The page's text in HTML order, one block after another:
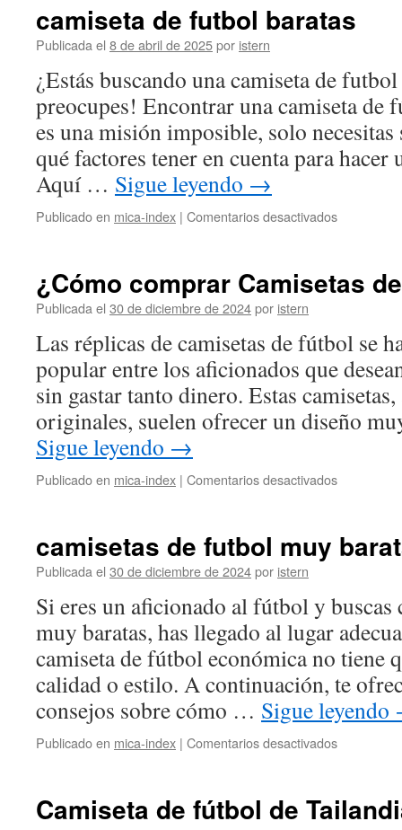
camisetas
camiseta de futbol baratas
Publicada el 8 de abril de 2025por istern
¿Estás buscando una camiseta de futbol
preocupes! Encontrar una camiseta de
es una misión imposible, solo necesitas
qué factores tener en cuenta para
Aquí … Sigue leyendo →
Publicado en mica-index | Comentarios desactivadosen
baratas
¿Cómo comprar Camisetas
Publicada el 30 de diciembre de 2024por istern
Las réplicas de camisetas de fútbol se
popular entre los aficionados que
sin gastar tanto dinero. Estas
originales, suelen ofrecer un diseño
Sigue leyendo →
Publicado en mica-index | Comentarios desactivadosen
de
camisetas de futbol muy
Publicada el 30 de diciembre de 2024por istern
Si eres un aficionado al fútbol y buscas
muy baratas, has llegado al lugar
camiseta de fútbol económica no tiene
calidad o estilo. A continuación, te
consejos sobre cómo … Sigue leyendo
Publicado en mica-index | Comentarios desactivadosen
muy
Camiseta de fútbol de